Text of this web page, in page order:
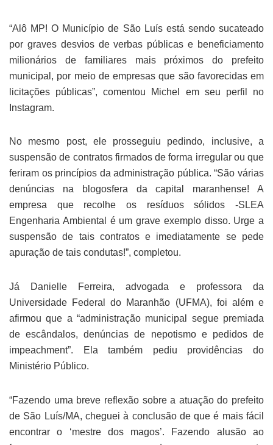
“Alô MP! O Município de São Luís está sendo sucateado
por graves desvios de verbas públicas e beneficiamento
milionários de familiares mais próximos do prefeito
municipal, por meio de empresas que são favorecidas em
licitações públicas”, comentou Michel em seu perfil no
Instagram.
No mesmo post, ele prosseguiu pedindo, inclusive, a
suspensão de contratos firmados de forma irregular ou que
feriram os princípios da administração pública. “São várias
denúncias na blogosfera da capital maranhense! A
empresa que recolhe os resíduos sólidos -SLEA
Engenharia Ambiental é um grave exemplo disso. Urge a
suspensão de tais contratos e imediatamente se pede
apuração de tais condutas!”, completou.
Já Danielle Ferreira, advogada e professora da
Universidade Federal do Maranhão (UFMA), foi além e
afirmou que a “administração municipal segue premiada
de escândalos, denúncias de nepotismo e pedidos de
impeachment”. Ela também pediu providências do
Ministério Público.
“Fazendo uma breve reflexão sobre a atuação do prefeito
de São Luís/MA, cheguei à conclusão de que é mais fácil
encontrar o ‘mestre dos magos’. Fazendo alusão ao